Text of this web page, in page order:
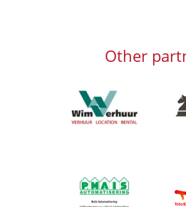
Other
Afbeelding
Afbeelding